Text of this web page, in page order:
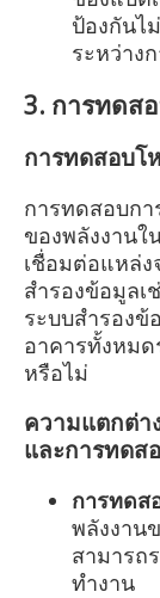
ป้องกันไ
ระหว่าง
3. การทดส
การทดสอบโ
การทดสอบก
ของพลังงานใ
เชื่อมต่อแหล่ง
สำรองข้อมูลเ
ระบบสำรอง
อาคารทั้งหม
หรือไม่
ความแตกต่า
และการทดส
การทดส
พลังงาน
สามารถ
ทำงาน